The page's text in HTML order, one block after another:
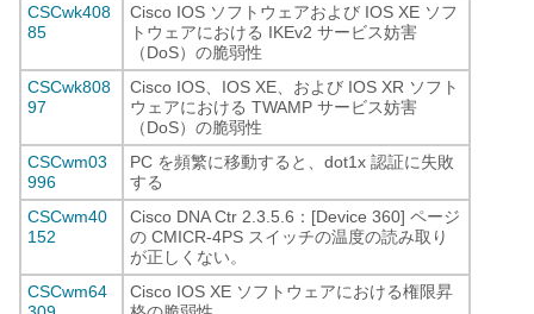
CSCwk408
85
Cisco IOS ソフトウェアおよび IOS XE ソフ
トウェアにおける IKEv2 サービス妨害
（DoS）の脆弱性
CSCwk808
97
Cisco IOS、IOS XE、および IOS XR ソフト
ウェアにおける TWAMP サービス妨害
（DoS）の脆弱性
CSCwm03
996
PC を頻繁に移動すると、dot1x 認証に失敗
する
CSCwm40
152
Cisco DNA Ctr 2.3.5.6：[Device 360] ページ
の CMICR-4PS スイッチの温度の読み取り
が正しくない。
CSCwm64
Cisco IOS XE ソフトウェアにおける権限昇